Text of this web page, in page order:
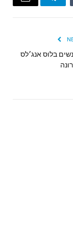
Telegram
Email
3 אנשים בלוס אנג׳לס